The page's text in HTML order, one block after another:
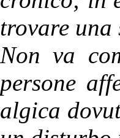
trovare
Non va
persone
algica